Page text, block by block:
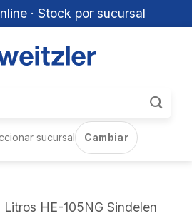
· Stock por sucursal
sucursal Cambiar